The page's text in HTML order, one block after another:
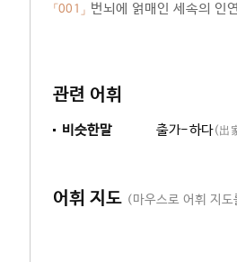
「001」 번뇌에 얽매인 세속의 인
관련 어휘
비슷한말 출가-하다(出
어휘 지도 (마우스로 어휘 지